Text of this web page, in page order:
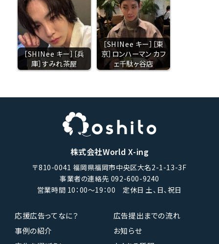
［SHINee キー］［兵
庫］すみれ茶屋
［SHINee キー］［東
京］ロンハーマン カフ
ェ千駄ヶ谷店
株式会社World X-ing
〒810-0041 福岡県福岡市中央区大名2-1-13-3F
事業者の連絡先 092-600-9240
営業時間 10：00〜19：00 定休日 土、日、祝日
応援広告ってなに？
広告提出までの流れ
事例の紹介
お知らせ